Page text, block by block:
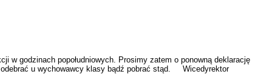
godzinach popołudniowych. Prosimy zatem o ponowną deklarację
odebrać u wychowawcy klasy bądź pobrać stąd. Wicedyrektor